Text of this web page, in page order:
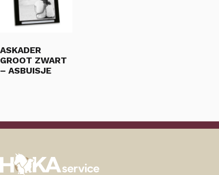
ASKADER
GROOT ZWART
– ASBUISJE